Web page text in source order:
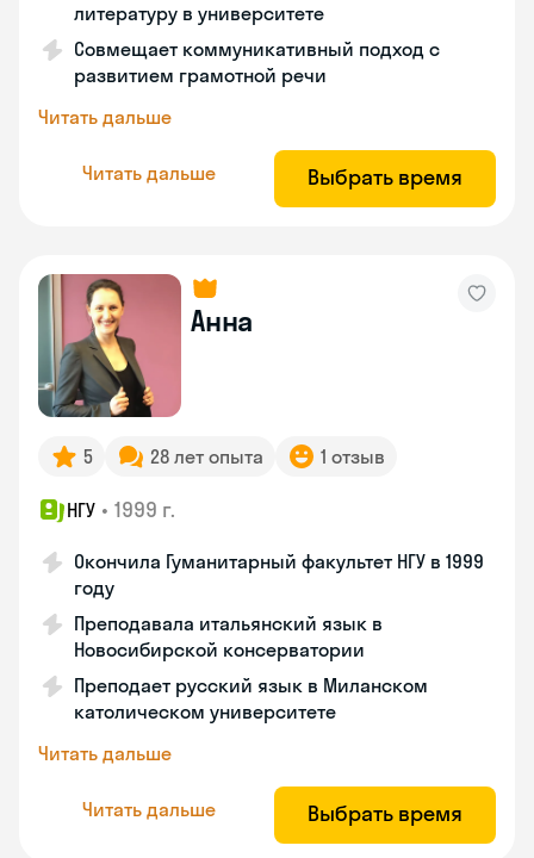
литературу в университете
Совмещает коммуникативный подход с
развитием грамотной речи
Читать дальше
Читать дальше Выбрать время
Анна
5 28 лет опыта 1 отзыв
НГУ • 1999 г.
Окончила Гуманитарный факультет НГУ в 1999
году
Преподавала итальянский язык в
Новосибирской консерватории
Преподает русский язык в Миланском
католическом университете
Читать дальше
Читать дальше Выбрать время